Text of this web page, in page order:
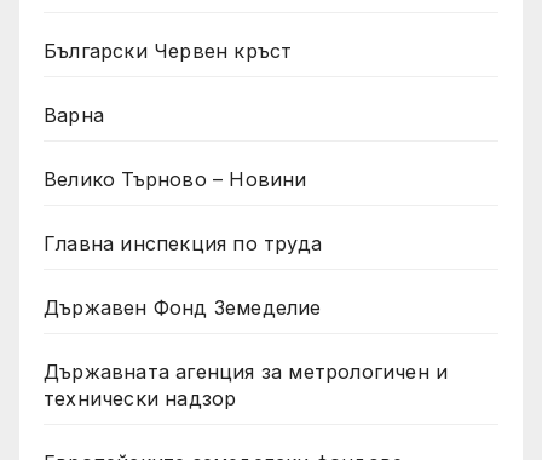
Български Червен кръст
Варна
Велико Търново – Новини
Главна инспекция по труда
Държавен Фонд Земеделие
Държавната агенция за метрологичен и
технически надзор